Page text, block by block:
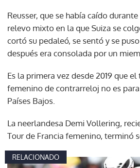
Reusser, que se había caído
relevo mixto en la que Suiza se
cortó su pedaleó, se sentó y se
después era consolada por un
Es la primera vez desde 2019 que
femenino de contrarreloj no es
Países Bajos.
La neerlandesa Demi Vollering,
Tour de Francia femenino, terminó
RELACIONADO